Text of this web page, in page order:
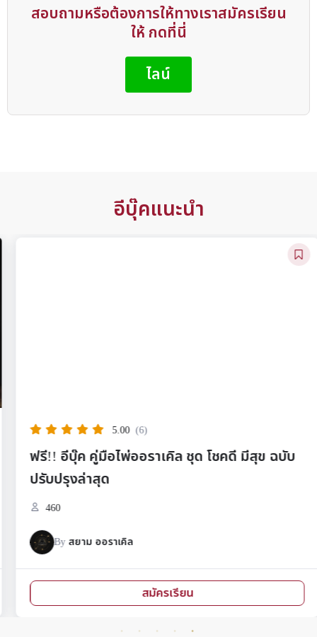
สอบถามหรือต้องการให้ทางเราสมัครเรียน
ให้ กดที่นี่
ไลน์
อีบุ๊คแนะนำ
5.00 (6)
ฟรี!! อีบุ๊ค คู่มือไพ่ออราเคิล ชุด โชคดี มีสุข ฉบับ
ปรับปรุงล่าสุด
460
Byสยาม ออราเคิล
สมัครเรียน